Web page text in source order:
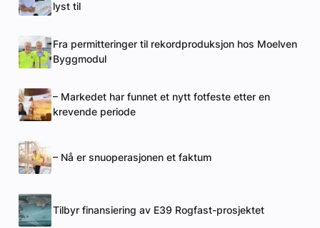
lyst til
Fra permitteringer til rekordproduksjon hos Moelven
Byggmodul
– Markedet har funnet et nytt fotfeste etter en
krevende periode
– Nå er snuoperasjonen et faktum
Tilbyr finansiering av E39 Rogfast-prosjektet